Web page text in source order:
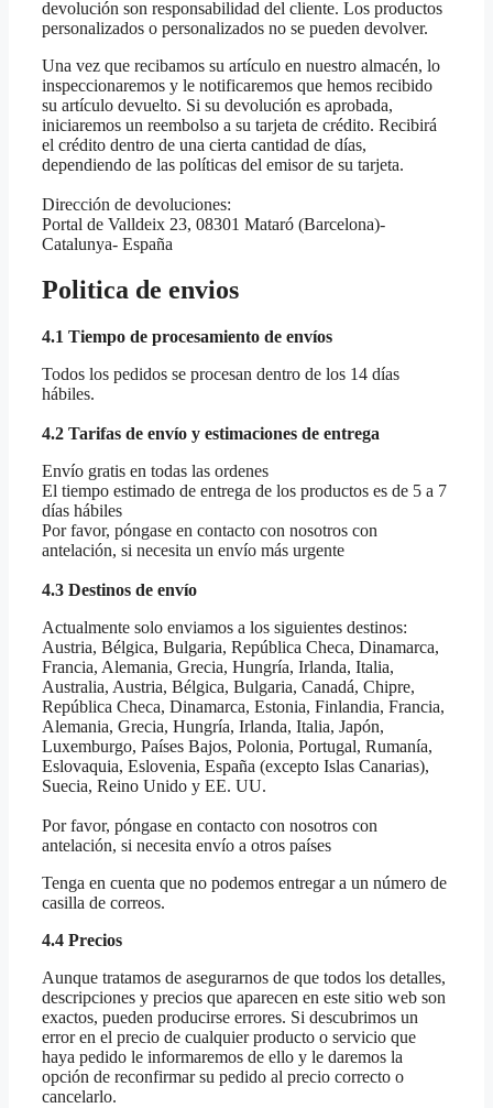
devolución son responsabilidad del cliente. Los productos
personalizados o personalizados no se pueden devolver.
Una vez que recibamos su artículo en nuestro almacén, lo
inspeccionaremos y le notificaremos que hemos recibido
su artículo devuelto. Si su devolución es aprobada,
iniciaremos un reembolso a su tarjeta de crédito. Recibirá
el crédito dentro de una cierta cantidad de días,
dependiendo de las políticas del emisor de su tarjeta.
Dirección de devoluciones:
Portal de Valldeix 23, 08301 Mataró (Barcelona)-
Catalunya- España
Politica de envios
4.1 Tiempo de procesamiento de envíos
Todos los pedidos se procesan dentro de los 14 días
hábiles.
4.2 Tarifas de envío y estimaciones de entrega
Envío gratis en todas las ordenes
El tiempo estimado de entrega de los productos es de 5 a 7
días hábiles
Por favor, póngase en contacto con nosotros con
antelación, si necesita un envío más urgente
4.3 Destinos de envío
Actualmente solo enviamos a los siguientes destinos:
Austria, Bélgica, Bulgaria, República Checa, Dinamarca,
Francia, Alemania, Grecia, Hungría, Irlanda, Italia,
Australia, Austria, Bélgica, Bulgaria, Canadá, Chipre,
República Checa, Dinamarca, Estonia, Finlandia, Francia,
Alemania, Grecia, Hungría, Irlanda, Italia, Japón,
Luxemburgo, Países Bajos, Polonia, Portugal, Rumanía,
Eslovaquia, Eslovenia, España (excepto Islas Canarias),
Suecia, Reino Unido y EE. UU.
Por favor, póngase en contacto con nosotros con
antelación, si necesita envío a otros países
Tenga en cuenta que no podemos entregar a un número de
casilla de correos.
4.4 Precios
Aunque tratamos de asegurarnos de que todos los detalles,
descripciones y precios que aparecen en este sitio web son
exactos, pueden producirse errores. Si descubrimos un
error en el precio de cualquier producto o servicio que
haya pedido le informaremos de ello y le daremos la
opción de reconfirmar su pedido al precio correcto o
cancelarlo.